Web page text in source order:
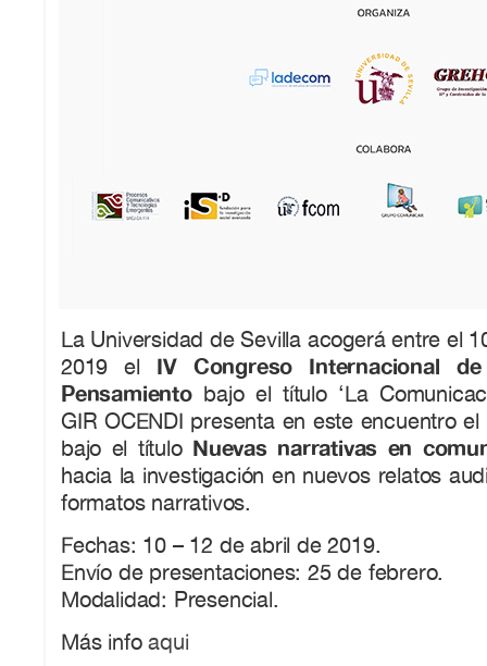
La Universidad de Sevilla acogerá entre el
2019 el IV Congreso Internacional
Pensamiento bajo el título ‘La
GIR OCENDI presenta en este encuentro
bajo el título Nuevas narrativas en
hacia la investigación en nuevos relatos
formatos narrativos.
Fechas: 10 – 12 de abril de 2019.
Envío de presentaciones: 25 de febrero.
Modalidad: Presencial.
Más infoaqui